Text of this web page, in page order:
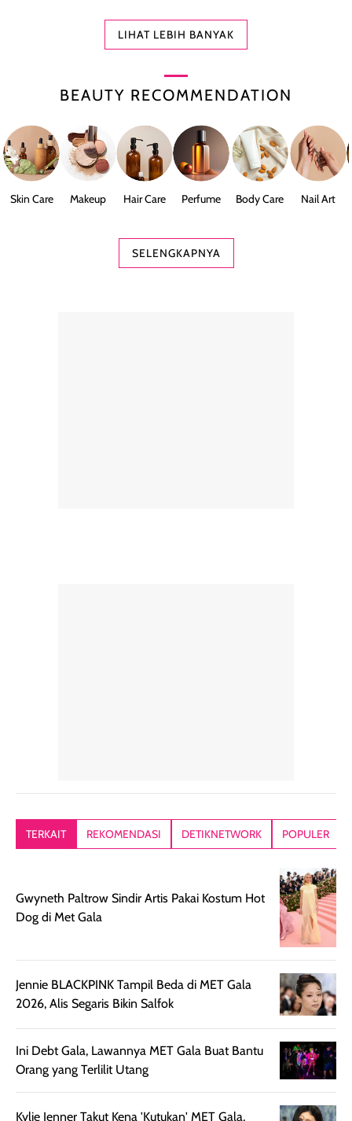
LIHAT LEBIH BANYAK
BEAUTY RECOMMENDATION
Skin Care Makeup Hair Care Perfume Body Care Nail Art
SELENGKAPNYA
TERKAIT REKOMENDASI DETIKNETWORK POPULER
Gwyneth Paltrow Sindir Artis Pakai Kostum Hot
Dog di Met Gala
Jennie BLACKPINK Tampil Beda di MET Gala
2026, Alis Segaris Bikin Salfok
Ini Debt Gala, Lawannya MET Gala Buat Bantu
Orang yang Terlilit Utang
Kylie Jenner Takut Kena 'Kutukan' MET Gala,